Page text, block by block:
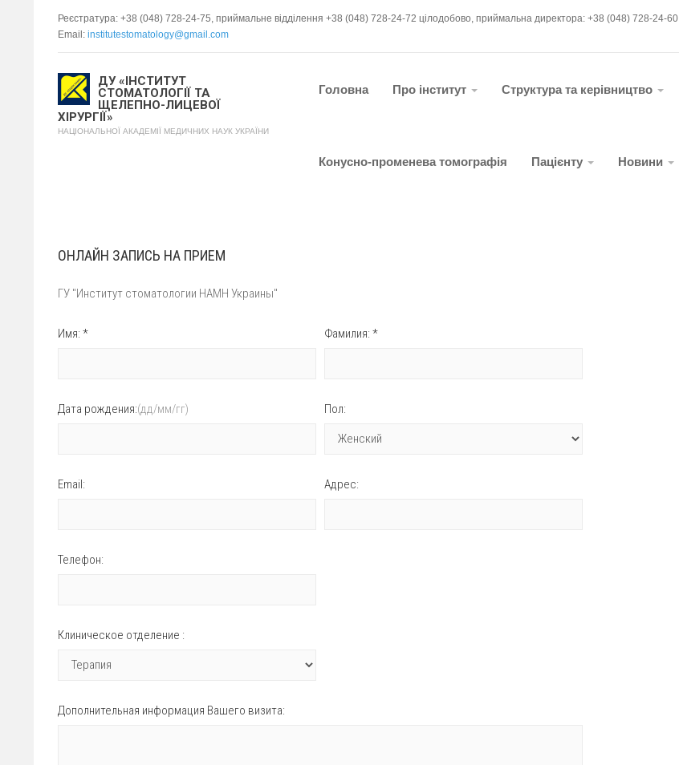
Реєстратура: +38 (048) 728-24-75, приймальне відділення +38 (048) 728-24-72 цілодобово, приймальна директора: +38 (048) 728-24-60
Email: institutestomatology@gmail.com
ДУ «ІНСТИТУТ
СТОМАТОЛОГІЇ ТА
ЩЕЛЕПНО-ЛИЦЕВОЇ
ХІРУРГІЇ»
НАЦІОНАЛЬНОЇ АКАДЕМІЇ МЕДИЧНИХ НАУК УКРАЇНИ
Головна Про інститут Структура та керівництво
Конусно-променева томографія Пацієнту Новини
ОНЛАЙН ЗАПИСЬ НА ПРИЕМ
ГУ "Институт стоматологии НАМН Украины"
Имя: * Фамилия: *
Дата рождения:(дд/мм/гг) Пол:
Email: Адрес:
Телефон:
Клиническое отделение :
Дополнительная информация Вашего визита: